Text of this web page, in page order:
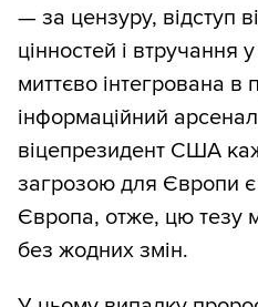
— за цензуру, відступ
цінностей і втручання
миттєво інтегрована в
інформаційний
віцепрезидент США
загрозою для Європи
Європа, отже, цю тезу
без жодних змін.